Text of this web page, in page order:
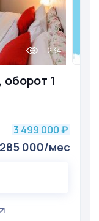
1
234
3 499 000 ₽
285 000/мес